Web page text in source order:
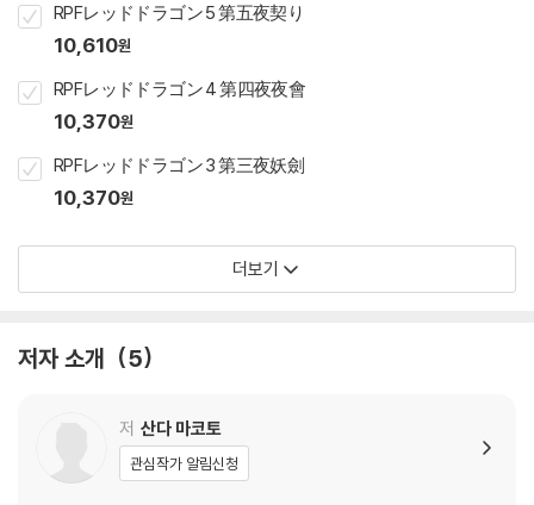
RPFレッドドラゴン 5 第五夜契り
10,610원
RPFレッドドラゴン 4 第四夜夜會
10,370원
RPFレッドドラゴン 3 第三夜妖劍
10,370원
더보기
저자 소개 5
저 산다 마코토
관심작가 알림신청